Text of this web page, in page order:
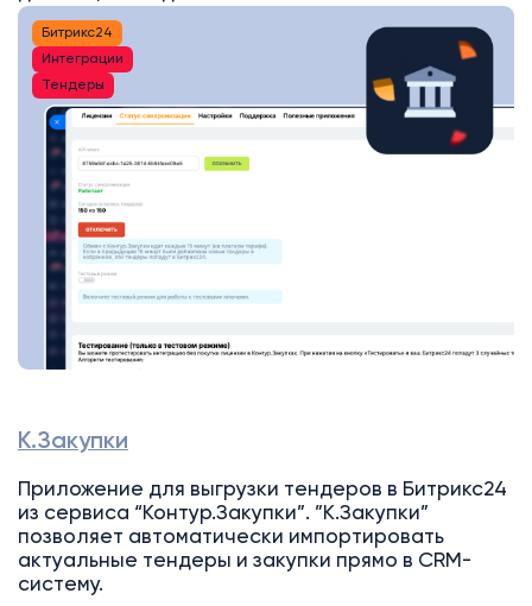
Битрикс24
Интеграции
Тендеры
К.Закупки
Приложение для выгрузки тендеров в Битрикс24
из сервиса “Контур.Закупки”. ”К.Закупки”
позволяет автоматически импортировать
актуальные тендеры и закупки прямо в CRM-
систему.